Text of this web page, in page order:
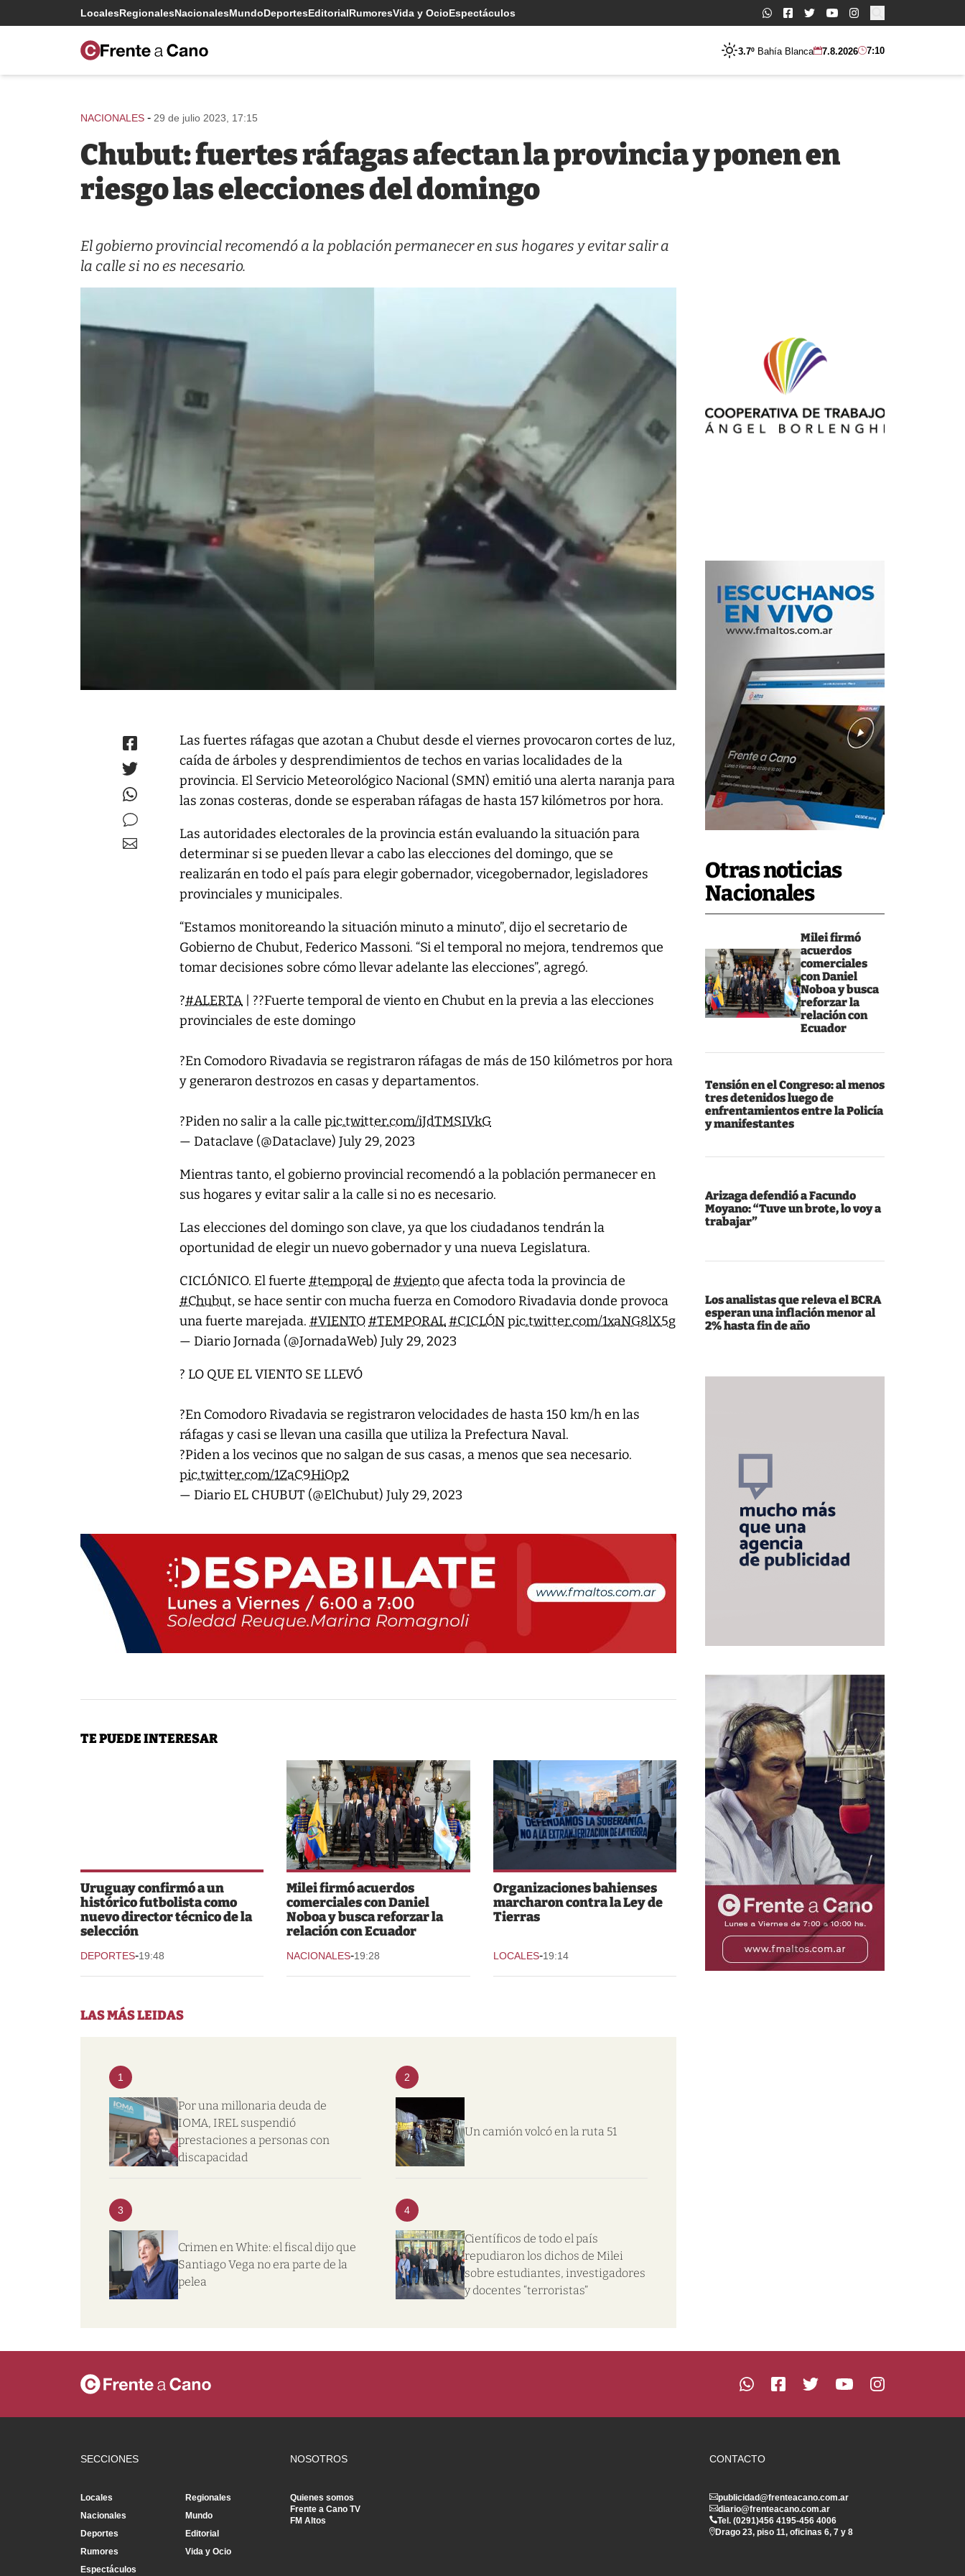
LocalesRegionalesNacionalesMundoDeportesEditorialRumoresVida y OcioEspectáculos Buscar:
3.7º Bahía Blanca 7.8.2026 7:10
Otras noticias
Nacionales
Milei firmó
acuerdos
comerciales
con Daniel
Noboa y busca
reforzar la
relación con
Ecuador
Tensión en el Congreso: al menos
tres detenidos luego de
enfrentamientos entre la Policía
y manifestantes
Arizaga defendió a Facundo
Moyano: “Tuve un brote, lo voy a
trabajar”
Los analistas que releva el BCRA
esperan una inflación menor al
2% hasta fin de año
NACIONALES - 29 de julio 2023, 17:15
Chubut: fuertes ráfagas afectan la provincia y ponen en
riesgo las elecciones del domingo
El gobierno provincial recomendó a la población permanecer en sus hogares y evitar salir a
la calle si no es necesario.
Las fuertes ráfagas que azotan a Chubut desde el viernes provocaron cortes de luz,
caída de árboles y desprendimientos de techos en varias localidades de la
provincia. El Servicio Meteorológico Nacional (SMN) emitió una alerta naranja para
las zonas costeras, donde se esperaban ráfagas de hasta 157 kilómetros por hora.
Las autoridades electorales de la provincia están evaluando la situación para
determinar si se pueden llevar a cabo las elecciones del domingo, que se
realizarán en todo el país para elegir gobernador, vicegobernador, legisladores
provinciales y municipales.
“Estamos monitoreando la situación minuto a minuto”, dijo el secretario de
Gobierno de Chubut, Federico Massoni. “Si el temporal no mejora, tendremos que
tomar decisiones sobre cómo llevar adelante las elecciones”, agregó.
?#ALERTA | ?️?Fuerte temporal de viento en Chubut en la previa a las elecciones
provinciales de este domingo
?En Comodoro Rivadavia se registraron ráfagas de más de 150 kilómetros por hora
y generaron destrozos en casas y departamentos.
?Piden no salir a la callepic.twitter.com/iJdTMSIVkG
— Dataclave (@Dataclave)July 29, 2023
Mientras tanto, el gobierno provincial recomendó a la población permanecer en
sus hogares y evitar salir a la calle si no es necesario.
Las elecciones del domingo son clave, ya que los ciudadanos tendrán la
oportunidad de elegir un nuevo gobernador y una nueva Legislatura.
CICLÓNICO. El fuerte #temporalde #vientoque afecta toda la provincia de
#Chubut, se hace sentir con mucha fuerza en Comodoro Rivadavia donde provoca
una fuerte marejada. #VIENTO #TEMPORAL #CICLÓNpic.twitter.com/1xaNG8lX5g
— Diario Jornada (@JornadaWeb)July 29, 2023
? LO QUE EL VIENTO SE LLEVÓ
?En Comodoro Rivadavia se registraron velocidades de hasta 150 km/h en las
ráfagas y casi se llevan una casilla que utiliza la Prefectura Naval.
?Piden a los vecinos que no salgan de sus casas, a menos que sea necesario.
pic.twitter.com/1ZaC9HiOp2
— Diario EL CHUBUT (@ElChubut)July 29, 2023
TE PUEDE INTERESAR
Uruguay confirmó a un
histórico futbolista como
nuevo director técnico de la
selección
DEPORTES-19:48
Milei firmó acuerdos
comerciales con Daniel
Noboa y busca reforzar la
relación con Ecuador
NACIONALES-19:28
Organizaciones bahienses
marcharon contra la Ley de
Tierras
LOCALES-19:14
LAS MÁS LEIDAS
1
Por una millonaria deuda de
IOMA, IREL suspendió
prestaciones a personas con
discapacidad
2
Un camión volcó en la ruta 51
3
Crimen en White: el fiscal dijo que
Santiago Vega no era parte de la
pelea
4
Científicos de todo el país
repudiaron los dichos de Milei
sobre estudiantes, investigadores
y docentes “terroristas”
SECCIONES
Locales
Regionales
Nacionales
Mundo
Deportes
Editorial
Rumores
Vida y Ocio
Espectáculos
NOSOTROS
Quienes somos
Frente a Cano TV
FM Altos
CONTACTO
publicidad@frenteacano.com.ar
diario@frenteacano.com.ar
Tel. (0291)456 4195-456 4006
Drago 23, piso 11, oficinas 6, 7 y 8